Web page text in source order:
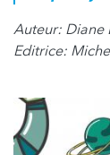
Auteur: Diane
Editrice: